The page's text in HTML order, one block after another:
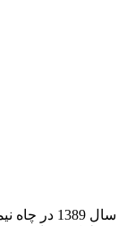
مطالعة حاضر به منظور